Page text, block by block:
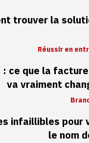
trouver la
Réussir en
: ce que la
va vraiment
infaillibles pour
le nom